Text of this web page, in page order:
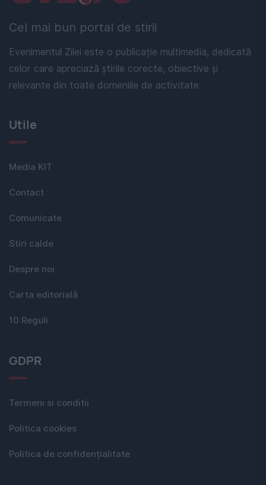
Cel mai bun portal de stiri!
Evenimentul Zilei este o publicație multimedia, dedicată
celor care apreciază știrile corecte, obiective și
relevante din toate domeniile de activitate
Utile
Media KIT
Contact
Comunicate
Stiri calde
Despre noi
Carta editorială
10 Reguli
GDPR
Termeni si conditii
Politica cookies
Politica de confidențialitate